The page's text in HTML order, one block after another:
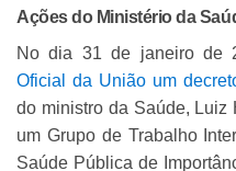
Ações do Ministério da
No dia 31 de janeiro de
Oficial da União um
do ministro da Saúde, Luiz
um Grupo de Trabalho
Saúde Pública de